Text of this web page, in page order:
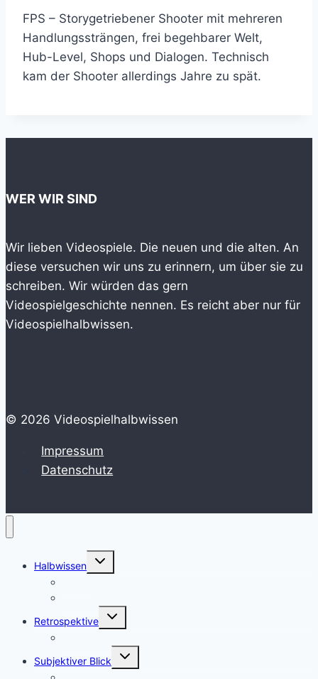
FPS – Storygetriebener Shooter mit mehreren
Handlungssträngen, frei begehbarer Welt,
Hub-Level, Shops und Dialogen. Technisch
kam der Shooter allerdings Jahre zu spät.
WER WIR SIND
Wir lieben Videospiele. Die neuen und die alten. An
diese versuchen wir uns zu erinnern, um über sie zu
schreiben. Wir würden das gern
Videospielgeschichte nennen. Es reicht aber nur für
Videospielhalbwissen.
© 2026 Videospielhalbwissen
Impressum
Datenschutz
Halbwissen
Untermenü
Retrospektive
Untermenü
Subjektiver Blick
Untermenü